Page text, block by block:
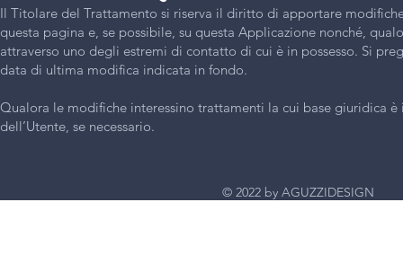
Il Titolare del Trattamento si riserva il diritto di apportare
questa pagina e, se possibile, su questa Applicazione nonché,
attraverso uno degli estremi di contatto di cui è in possesso. Si
data di ultima modifica indicata in fondo.
Qualora le modifiche interessino trattamenti la cui base giuridica
dell’Utente, se necessario.
© 2022 by